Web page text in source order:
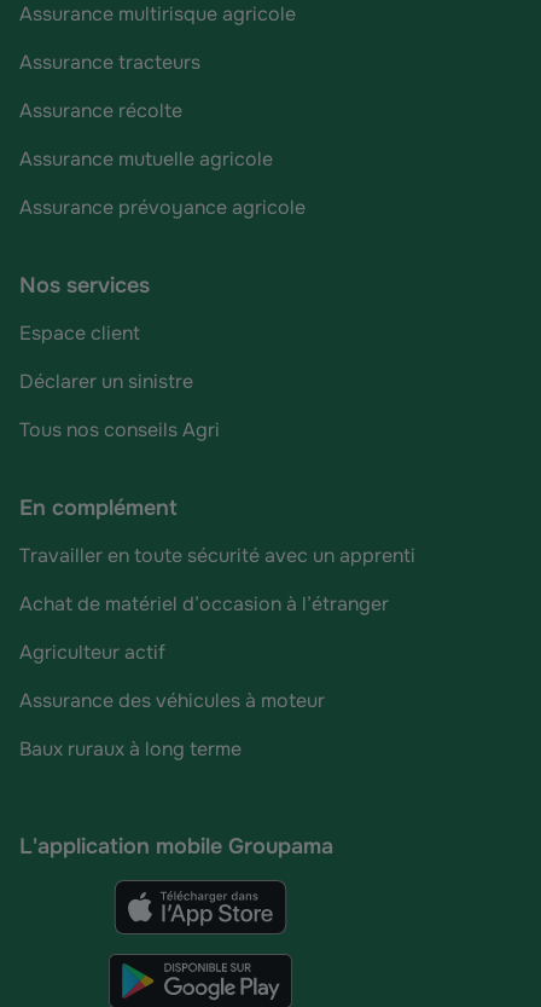
Assurance multirisque agricole
Assurance tracteurs
Assurance récolte
Assurance mutuelle agricole
Assurance prévoyance agricole
Nos services
Espace client
Déclarer un sinistre
Tous nos conseils Agri
En complément
Travailler en toute sécurité avec un apprenti
Achat de matériel d’occasion à l’étranger
Agriculteur actif
Assurance des véhicules à moteur
Baux ruraux à long terme
L'application mobile Groupama